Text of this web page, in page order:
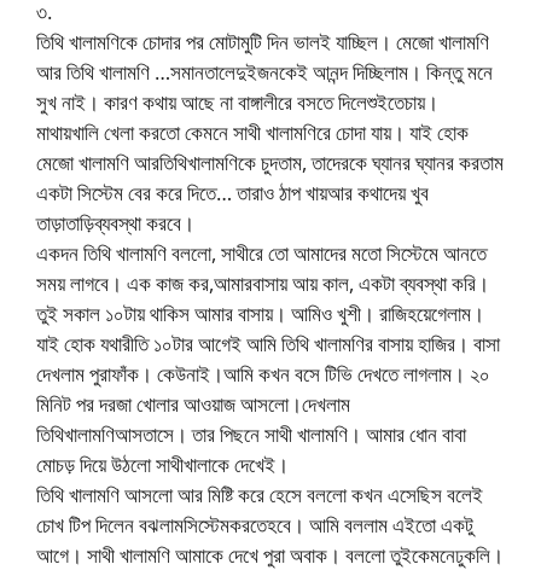
৩.
তিথি খালামণিকে চোদার পর মোটামুটি দিন ভালই যাচ্ছিল। মেজো খালামণি
আর তিথি খালামণি …সমানতালেদুইজনকেই আনন্দ দিচ্ছিলাম। কিন্তু মনে
সুখ নাই। কারণ কথায় আছে না বাঙ্গালীরে বসতে দিলেশুইতেচায়।
মাথায়খালি খেলা করতো কেমনে সাথী খালামণিরে চোদা যায়। যাই হোক
মেজো খালামণি আরতিথিখালামণিকে চুদতাম, তাদেরকে ঘ্যানর ঘ্যানর করতাম
একটা সিস্টেম বের করে দিতে… তারাও ঠাপ খায়আর কথাদেয় খুব
তাড়াতাড়িব্যবস্থা করবে।
একদন তিথি খালামণি বললো, সাথীরে তো আমাদের মতো সিস্টেমে আনতে
সময় লাগবে। এক কাজ কর,আমারবাসায় আয় কাল, একটা ব্যবস্থা করি।
তুই সকাল ১০টায় থাকিস আমার বাসায়। আমিও খুশী। রাজিহয়েগেলাম।
যাই হোক যথারীতি ১০টার আগেই আমি তিথি খালামণির বাসায় হাজির। বাসা
দেখলাম পুরাফাঁক। কেউনাই।আমি কখন বসে টিভি দেখতে লাগলাম। ২০
মিনিট পর দরজা খোলার আওয়াজ আসলো।দেখলাম
তিথিখালামণিআসতাসে। তার পিছনে সাথী খালামণি। আমার ধোন বাবা
মোচড় দিয়ে উঠলো সাথীখালাকে দেখেই।
তিথি খালামণি আসলো আর মিষ্টি করে হেসে বললো কখন এসেছিস বলেই
চোখ টিপ দিলেন বঝলামসিস্টেমকরতেহবে। আমি বললাম এইতো একটু
আগে। সাথী খালামণি আমাকে দেখে পুরা অবাক। বললো তুইকেমনেঢুকলি।